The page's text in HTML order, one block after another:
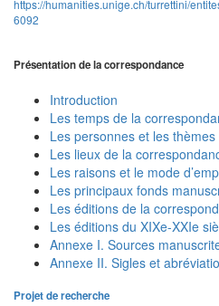
https://humanities.unige.ch/turrettini/
6092
Présentation de la correspondance
Introduction
Les temps de la
Les personnes et les
Les lieux de la
Les raisons et le mode
Les principaux fonds
Les éditions de la
Les éditions du XIXe-XXIe
Annexe I. Sources
Annexe II. Sigles et
Projet de recherche